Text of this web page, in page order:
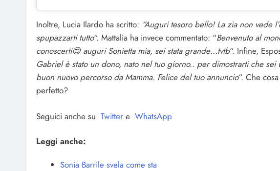
Inoltre, Lucia Ilardo ha scritto: “Auguri tesoro bello! La zia non vede
spupazzarti tutto“. Mattalia ha invece commentato: “Benvenuto al
conoscerti😍 auguri Sonietta mia, sei stata grande…tvtb“. Infine,
Gabriel è stato un dono, nato nel tuo giorno.. per dimostrarti che
buon nuovo percorso da Mamma. Felice del tuo annuncio“. Che
perfetto?
Seguici anche su Twitter e WhatsApp
Leggi anche:
Sonia Barrile svela come sta